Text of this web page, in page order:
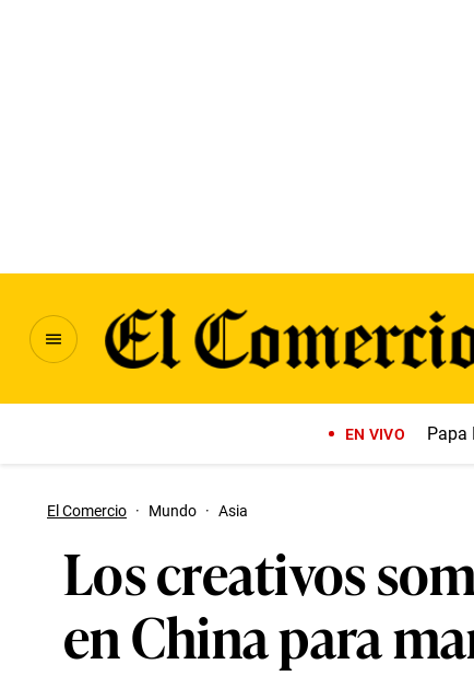
EN VIVO Papa
El Comercio · Mundo · Asia
Los creativos
en China para